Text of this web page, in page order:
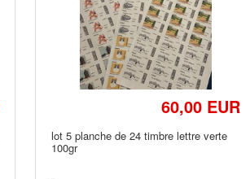
60,00 EUR
lot 5 planche de 24 timbre lettre verte
100gr